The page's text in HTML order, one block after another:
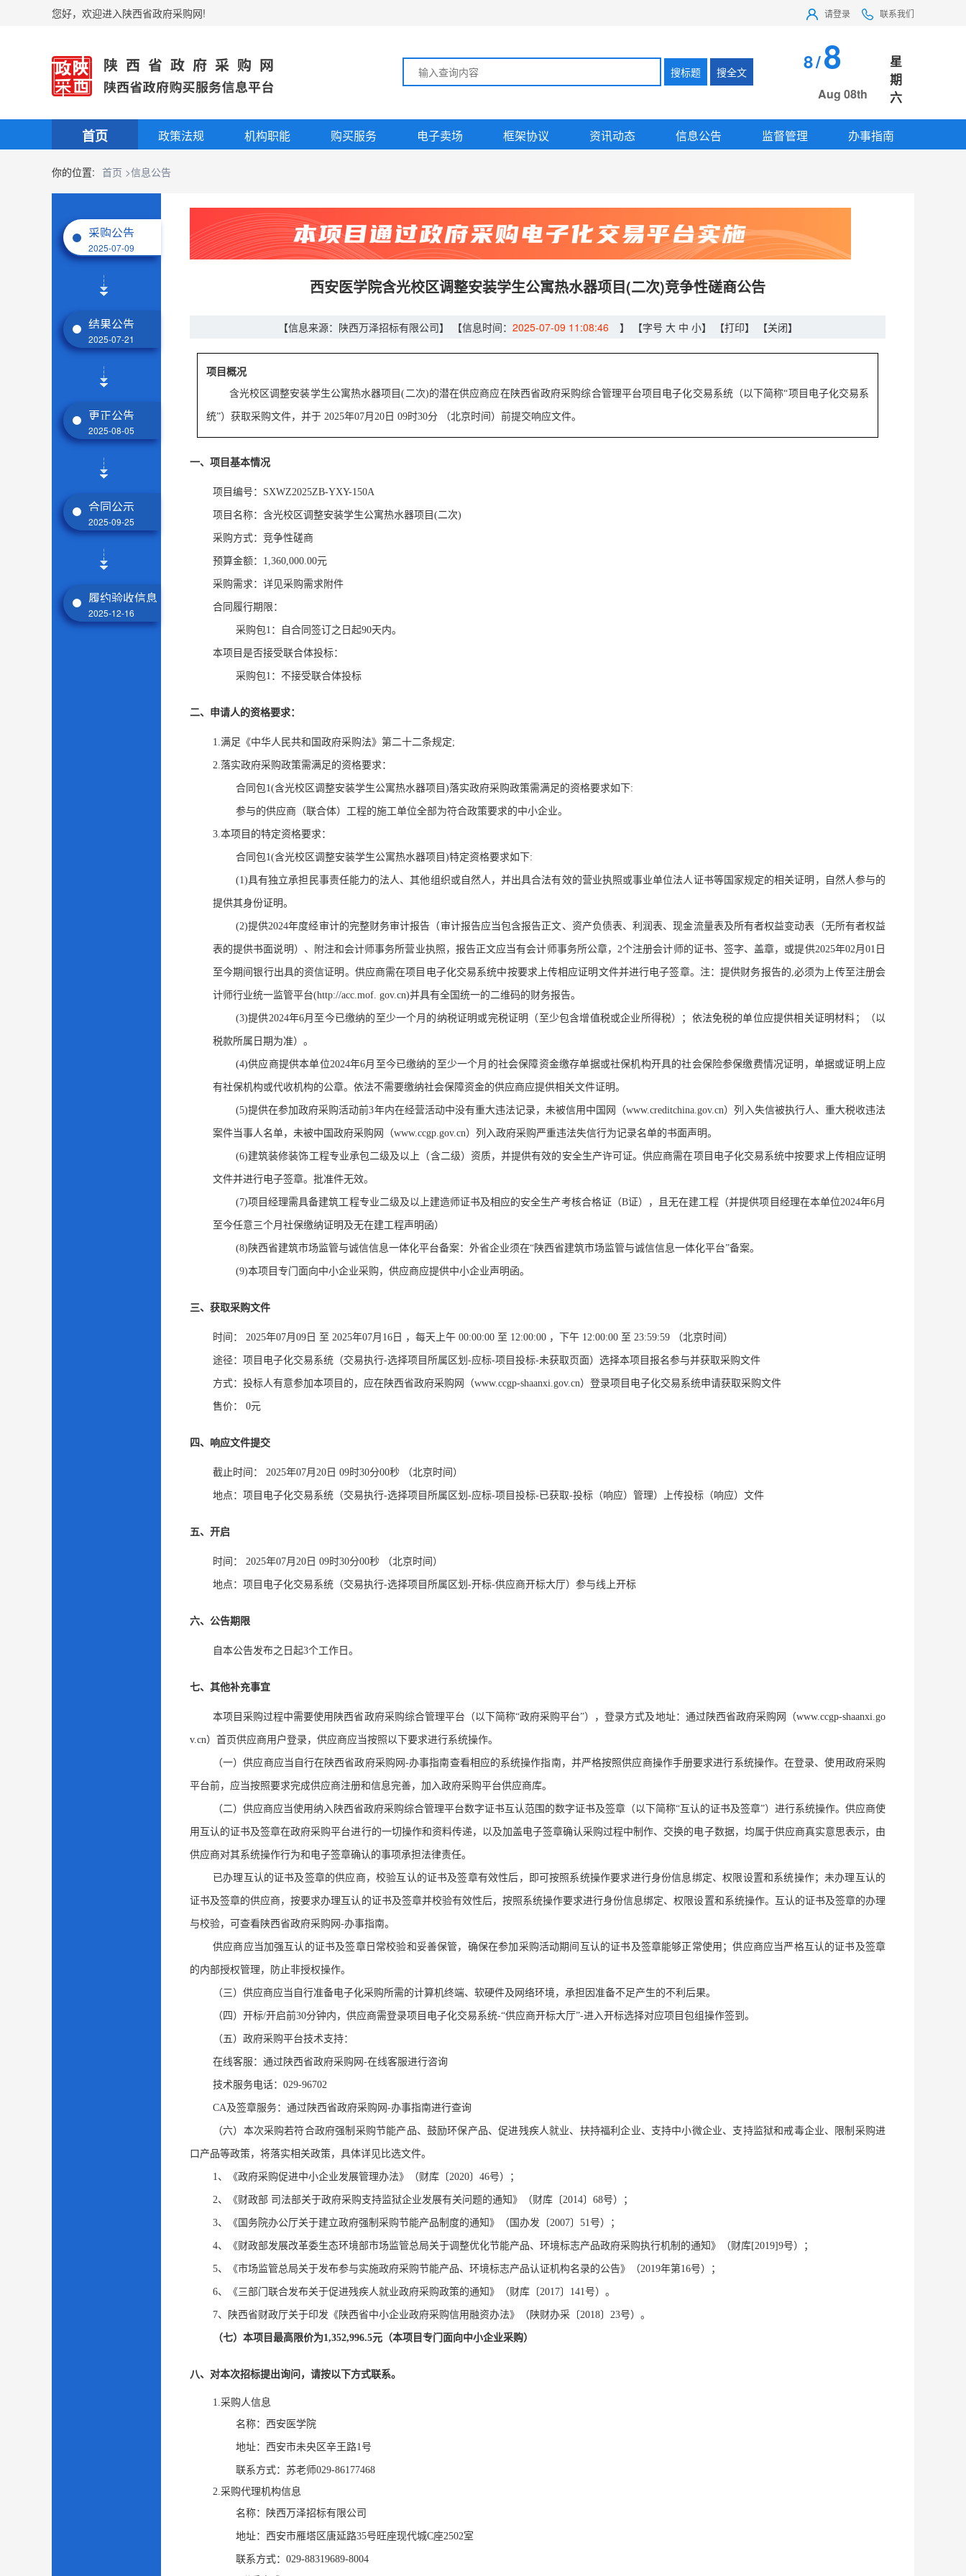
您好，欢迎进入陕西省政府采购网! 请登录 联系我们
搜标题 搜全文 8/8
Aug 08th
星
期
六
首页 政策法规 机构职能 购买服务 电子卖场 框架协议 资讯动态 信息公告 监督管理 办事指南
你的位置: 首页 >信息公告
采购公告
2025-07-09
结果公告
2025-07-21
更正公告
2025-08-05
合同公示
2025-09-25
履约验收信息
2025-12-16
西安医学院含光校区调整安装学生公寓热水器项目(二次)竞争性磋商公告
【信息来源：陕西万泽招标有限公司】 【信息时间： 2025-07-09 11:08:46 】 【字号 大 中 小】 【打印】 【关闭】
项目概况
含光校区调整安装学生公寓热水器项目(二次)的潜在供应商应在陕西省政府采购综合管理平台项目电子化交易系统（以下简称“项目电子化交易系
统”）获取采购文件，并于2025年07月20日 09时30分 （北京时间）前提交响应文件。
一、项目基本情况
项目编号：SXWZ2025ZB-YXY-150A
项目名称：含光校区调整安装学生公寓热水器项目(二次)
采购方式：竞争性磋商
预算金额：1,360,000.00元
采购需求：详见采购需求附件
合同履行期限：
采购包1：自合同签订之日起90天内。
本项目是否接受联合体投标：
采购包1：不接受联合体投标
二、申请人的资格要求：
1.满足《中华人民共和国政府采购法》第二十二条规定;
2.落实政府采购政策需满足的资格要求：
合同包1(含光校区调整安装学生公寓热水器项目)落实政府采购政策需满足的资格要求如下:
参与的供应商（联合体）工程的施工单位全部为符合政策要求的中小企业。
3.本项目的特定资格要求：
合同包1(含光校区调整安装学生公寓热水器项目)特定资格要求如下:
(1)具有独立承担民事责任能力的法人、其他组织或自然人，并出具合法有效的营业执照或事业单位法人证书等国家规定的相关证明，自然人参与的
提供其身份证明。
(2)提供2024年度经审计的完整财务审计报告（审计报告应当包含报告正文、资产负债表、利润表、现金流量表及所有者权益变动表（无所有者权益
表的提供书面说明）、附注和会计师事务所营业执照，报告正文应当有会计师事务所公章，2个注册会计师的证书、签字、盖章，或提供2025年02月01日
至今期间银行出具的资信证明。供应商需在项目电子化交易系统中按要求上传相应证明文件并进行电子签章。注：提供财务报告的,必须为上传至注册会
计师行业统一监管平台(http://acc.mof. gov.cn)并具有全国统一的二维码的财务报告。
(3)提供2024年6月至今已缴纳的至少一个月的纳税证明或完税证明（至少包含增值税或企业所得税）；依法免税的单位应提供相关证明材料；（以
税款所属日期为准）。
(4)供应商提供本单位2024年6月至今已缴纳的至少一个月的社会保障资金缴存单据或社保机构开具的社会保险参保缴费情况证明，单据或证明上应
有社保机构或代收机构的公章。依法不需要缴纳社会保障资金的供应商应提供相关文件证明。
(5)提供在参加政府采购活动前3年内在经营活动中没有重大违法记录，未被信用中国网（www.creditchina.gov.cn）列入失信被执行人、重大税收违法
案件当事人名单，未被中国政府采购网（www.ccgp.gov.cn）列入政府采购严重违法失信行为记录名单的书面声明。
(6)建筑装修装饰工程专业承包二级及以上（含二级）资质，并提供有效的安全生产许可证。供应商需在项目电子化交易系统中按要求上传相应证明
文件并进行电子签章。批准件无效。
(7)项目经理需具备建筑工程专业二级及以上建造师证书及相应的安全生产考核合格证（B证），且无在建工程（并提供项目经理在本单位2024年6月
至今任意三个月社保缴纳证明及无在建工程声明函）
(8)陕西省建筑市场监管与诚信信息一体化平台备案：外省企业须在“陕西省建筑市场监管与诚信信息一体化平台”备案。
(9)本项目专门面向中小企业采购，供应商应提供中小企业声明函。
三、获取采购文件
时间： 2025年07月09日 至 2025年07月16日 ，每天上午 00:00:00 至 12:00:00 ，下午 12:00:00 至 23:59:59 （北京时间）
途径： 项目电子化交易系统（交易执行-选择项目所属区划-应标-项目投标-未获取页面）选择本项目报名参与并获取采购文件
方式： 投标人有意参加本项目的，应在陕西省政府采购网（www.ccgp-shaanxi.gov.cn）登录项目电子化交易系统申请获取采购文件
售价： 0元
四、响应文件提交
截止时间： 2025年07月20日 09时30分00秒 （北京时间）
地点： 项目电子化交易系统（交易执行-选择项目所属区划-应标-项目投标-已获取-投标（响应）管理）上传投标（响应）文件
五、开启
时间： 2025年07月20日 09时30分00秒 （北京时间）
地点： 项目电子化交易系统（交易执行-选择项目所属区划-开标-供应商开标大厅）参与线上开标
六、公告期限
自本公告发布之日起3个工作日。
七、其他补充事宜
本项目采购过程中需要使用陕西省政府采购综合管理平台（以下简称“政府采购平台”），登录方式及地址：通过陕西省政府采购网（www.ccgp-shaanxi.go
v.cn）首页供应商用户登录，供应商应当按照以下要求进行系统操作。
（一）供应商应当自行在陕西省政府采购网-办事指南查看相应的系统操作指南，并严格按照供应商操作手册要求进行系统操作。在登录、使用政府采购
平台前，应当按照要求完成供应商注册和信息完善，加入政府采购平台供应商库。
（二）供应商应当使用纳入陕西省政府采购综合管理平台数字证书互认范围的数字证书及签章（以下简称“互认的证书及签章”）进行系统操作。供应商使
用互认的证书及签章在政府采购平台进行的一切操作和资料传递，以及加盖电子签章确认采购过程中制作、交换的电子数据，均属于供应商真实意思表示，由
供应商对其系统操作行为和电子签章确认的事项承担法律责任。
已办理互认的证书及签章的供应商，校验互认的证书及签章有效性后，即可按照系统操作要求进行身份信息绑定、权限设置和系统操作；未办理互认的
证书及签章的供应商，按要求办理互认的证书及签章并校验有效性后，按照系统操作要求进行身份信息绑定、权限设置和系统操作。互认的证书及签章的办理
与校验，可查看陕西省政府采购网-办事指南。
供应商应当加强互认的证书及签章日常校验和妥善保管，确保在参加采购活动期间互认的证书及签章能够正常使用；供应商应当严格互认的证书及签章
的内部授权管理，防止非授权操作。
（三）供应商应当自行准备电子化采购所需的计算机终端、软硬件及网络环境，承担因准备不足产生的不利后果。
（四）开标/开启前30分钟内，供应商需登录项目电子化交易系统-“供应商开标大厅”-进入开标选择对应项目包组操作签到。
（五）政府采购平台技术支持：
在线客服：通过陕西省政府采购网-在线客服进行咨询
技术服务电话：029-96702
CA及签章服务：通过陕西省政府采购网-办事指南进行查询
（六）本次采购若符合政府强制采购节能产品、鼓励环保产品、促进残疾人就业、扶持福利企业、支持中小微企业、支持监狱和戒毒企业、限制采购进
口产品等政策，将落实相关政策，具体详见比选文件。
1、《政府采购促进中小企业发展管理办法》（财库〔2020〕46号）；
2、《财政部 司法部关于政府采购支持监狱企业发展有关问题的通知》（财库〔2014〕68号）；
3、《国务院办公厅关于建立政府强制采购节能产品制度的通知》（国办发〔2007〕51号）；
4、《财政部发展改革委生态环境部市场监管总局关于调整优化节能产品、环境标志产品政府采购执行机制的通知》（财库[2019]9号）；
5、《市场监管总局关于发布参与实施政府采购节能产品、环境标志产品认证机构名录的公告》（2019年第16号）；
6、《三部门联合发布关于促进残疾人就业政府采购政策的通知》（财库〔2017〕141号）。
7、陕西省财政厅关于印发《陕西省中小企业政府采购信用融资办法》（陕财办采〔2018〕23号）。
（七）本项目最高限价为1,352,996.5元（本项目专门面向中小企业采购）
八、对本次招标提出询问，请按以下方式联系。
1.采购人信息
名称： 西安医学院
地址： 西安市未央区辛王路1号
联系方式： 苏老师029-86177468
2.采购代理机构信息
名称：
陕西万泽招标有限公司
地址： 西安市雁塔区唐延路35号旺座现代城C座2502室
联系方式： 029-88319689-8004